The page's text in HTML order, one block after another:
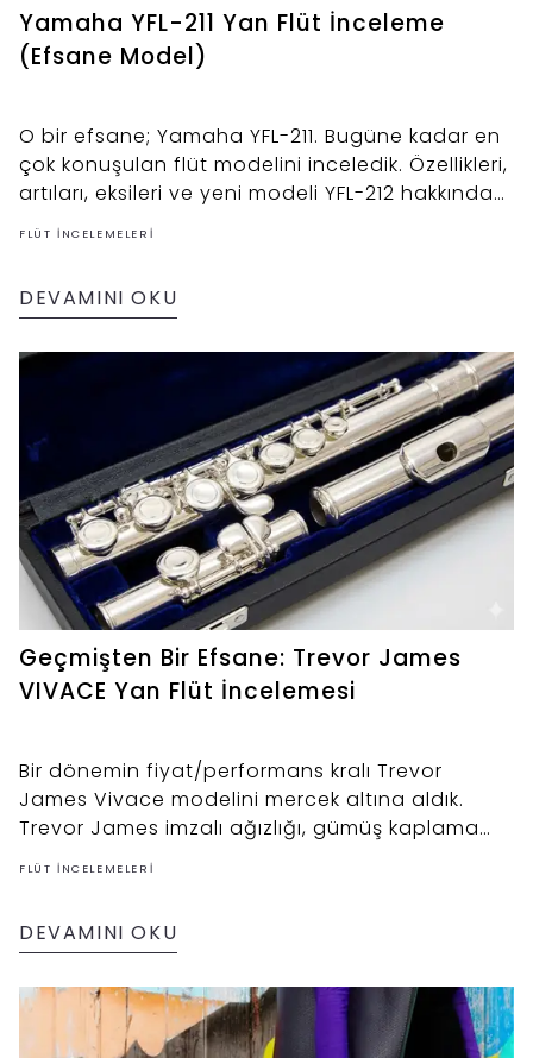
Yamaha YFL-211 Yan Flüt İnceleme
(Efsane Model)
O bir efsane; Yamaha YFL-211. Bugüne kadar en
çok konuşulan flüt modelini inceledik. Özellikleri,
artıları, eksileri ve yeni modeli YFL-212 hakkında
bilgiler.
FLÜT İNCELEMELERI
DEVAMINI OKU
Geçmişten Bir Efsane: Trevor James
VIVACE Yan Flüt İncelemesi
Bir dönemin fiyat/performans kralı Trevor
James Vivace modelini mercek altına aldık.
Trevor James imzalı ağızlığı, gümüş kaplama
gövdesi ve mekanik detaylarıyla Vivace neden
FLÜT İNCELEMELERI
DEVAMINI OKU